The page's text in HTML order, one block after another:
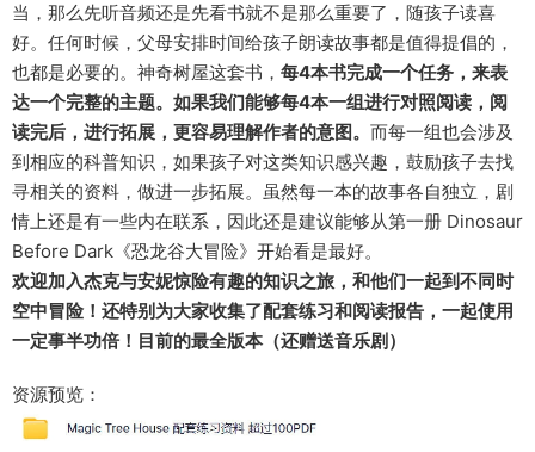
当，那么先听音频还是先看书就不是那么重要了，随孩子读喜
好。任何时候，父母安排时间给孩子朗读故事都是值得提倡的，
也都是必要的。神奇树屋这套书， 每4本书完成一个任务，来表
达一个完整的主题。如果我们能够每4本一组进行对照阅读，阅
读完后，进行拓展，更容易理解作者的意图。 而每一组也会涉及
到相应的科普知识，如果孩子对这类知识感兴趣，鼓励孩子去找
寻相关的资料，做进一步拓展。虽然每一本的故事各自独立，剧
情上还是有一些内在联系，因此还是建议能够从第一册 Dinosaur
Before Dark《恐龙谷大冒险》开始看是最好。
欢迎加入杰克与安妮惊险有趣的知识之旅，和他们一起到不同时
空中冒险！还特别为大家收集了配套练习和阅读报告，一起使用
一定事半功倍！ 目前的最全版本（还赠送音乐剧）
资源预览：